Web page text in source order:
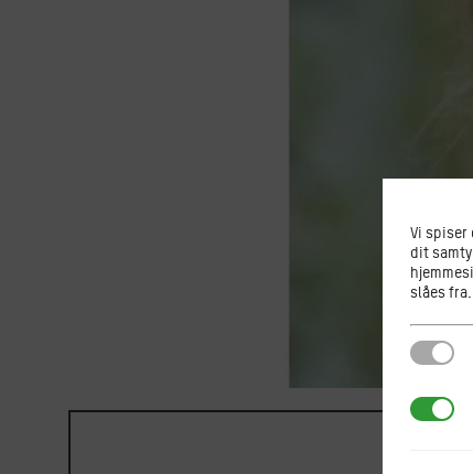
Vi spiser
dit
slåes fra.